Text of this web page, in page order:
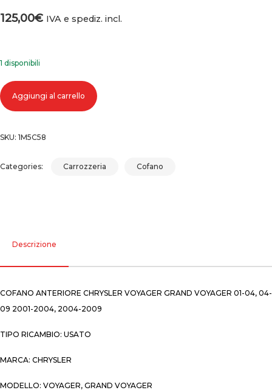
125,00€ IVA e spediz. incl.
1 disponibili
Cofano anteriore chrysler voyager grand voyager (01-04), (04-09) 2001-
2004-2009 quantità
Aggiungi al carrello
SKU: 1M5C58
Categories: Carrozzeria Cofano
Descrizione
COFANO ANTERIORE CHRYSLER VOYAGER GRAND VOYAGER 01-04, 04-
09 2001-2004, 2004-2009
TIPO RICAMBIO: USATO
MARCA: CHRYSLER
MODELLO: VOYAGER, GRAND VOYAGER